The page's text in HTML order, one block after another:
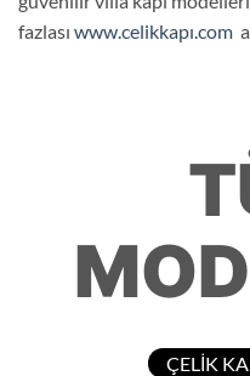
fazlası www.celikkapı.com
ÇELİK